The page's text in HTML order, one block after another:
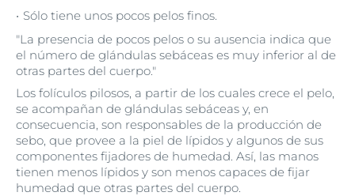
Sólo tiene unos pocos pelos finos.
"La presencia de pocos pelos o su ausencia indica que
el número de glándulas sebáceas es muy inferior al de
otras partes del cuerpo."
Los folículos pilosos, a partir de los cuales crece el pelo,
se acompañan de glándulas sebáceas y, en
consecuencia, son responsables de la producción de
sebo, que provee a la piel de lípidos y algunos de sus
componentes fijadores de humedad. Así, las manos
tienen menos lípidos y son menos capaces de fijar
humedad que otras partes del cuerpo.